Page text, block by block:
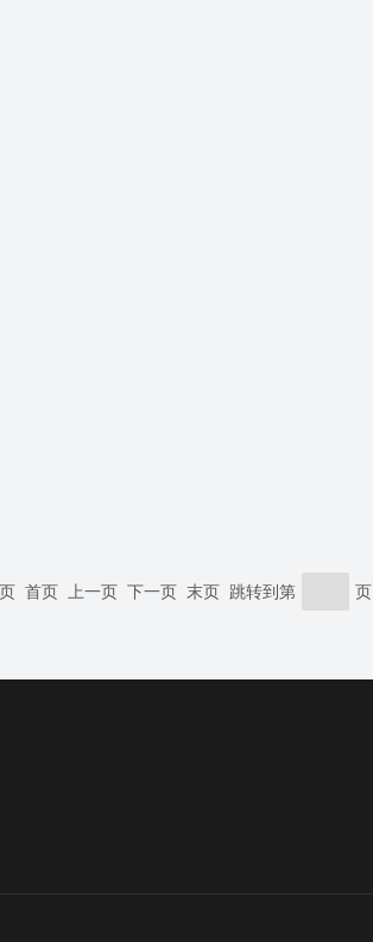
页 首页 上一页 下一页 末页 跳转到第 页